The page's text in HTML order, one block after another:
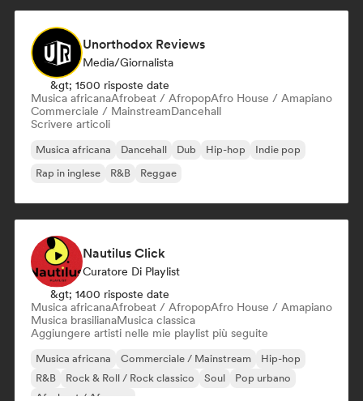
Unorthodox Reviews
Media/Giornalista
&gt; 1500 risposte date
Musica africanaAfrobeat / AfropopAfro House / Amapiano
Commerciale / MainstreamDancehall
Scrivere articoli
Musica africana Dancehall Dub Hip-hop
Indie pop
Rap in inglese
R&B Reggae
Nautilus Click
Curatore Di Playlist
&gt; 1400 risposte date
Musica africanaAfrobeat / AfropopAfro House / Amapiano
Musica brasilianaMusica classica
Aggiungere artisti nelle mie playlist più seguite
Musica africana Commerciale / Mainstream
Hip-hop
R&B
Rock & Roll / Rock classico Soul
Pop urbano
Afrobeat / Afropop